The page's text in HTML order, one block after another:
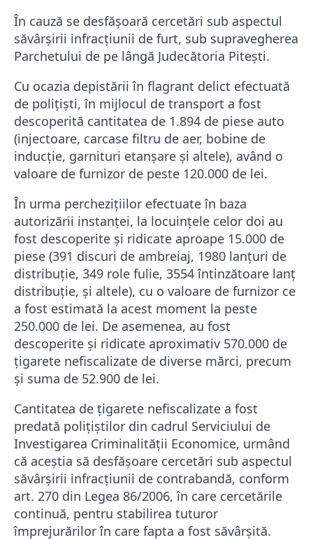
În cauză se desfășoară cercetări sub aspectul
săvârșirii infracțiunii de furt, sub supravegherea
Parchetului de pe lângă Judecătoria Pitești.
Cu ocazia depistării în flagrant delict efectuată
de polițiști, în mijlocul de transport a fost
descoperită cantitatea de 1.894 de piese auto
(injectoare, carcase filtru de aer, bobine de
inducție, garnituri etanșare și altele), având o
valoare de furnizor de peste 120.000 de lei.
În urma perchezițiilor efectuate în baza
autorizării instanței, la locuințele celor doi au
fost descoperite și ridicate aproape 15.000 de
piese (391 discuri de ambreiaj, 1980 lanțuri de
distribuție, 349 role fulie, 3554 întinzătoare lanț
distribuție, și altele), cu o valoare de furnizor ce
a fost estimată la acest moment la peste
250.000 de lei. De asemenea, au fost
descoperite și ridicate aproximativ 570.000 de
țigarete nefiscalizate de diverse mărci, precum
și suma de 52.900 de lei.
Cantitatea de țigarete nefiscalizate a fost
predată polițiștilor din cadrul Serviciului de
Investigarea Criminalității Economice, urmând
că aceștia să desfășoare cercetări sub aspectul
săvârșirii infracțiunii de contrabandă, conform
art. 270 din Legea 86/2006, în care cercetările
continuă, pentru stabilirea tuturor
împrejurărilor în care fapta a fost săvârșită.